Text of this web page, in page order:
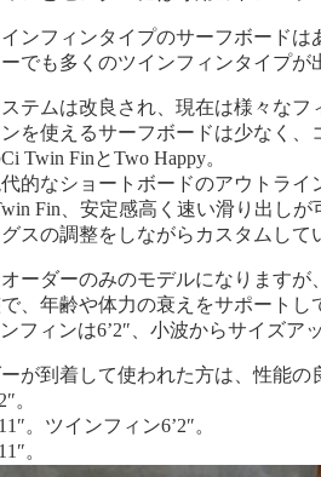
ンフィンタイプのサーフボード
でも多くのツインフィンタイプが
テムは改良され、現在は様々なフ
を使えるサーフボードは少なく
Twin FinとTwo Happy。
的なショートボードのアウトライ
Fin、安定感高く速い滑り出しが
スの調整をしながらカスタムして
ーダーのみのモデルになります
、年齢や体力の衰えをサポートし
フィンは6’2″、小波からサイズア
が到着して使われた方は、性能
。
。 ツインフィン6’2″。
。